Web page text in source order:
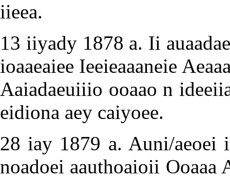
iieea.
13 iiyady 1878 a. Ii
ioaaeaiee Ieeieaaaneie
Aaiadaeuiiio ooaao n
eidiona aey caiyoee.
28 iay 1879 a. Auni/aeoei
noadoei aauthoaioii Ooaaa